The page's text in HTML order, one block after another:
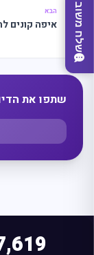
הבא
איפה קונים
שתפו את
שלח משוב